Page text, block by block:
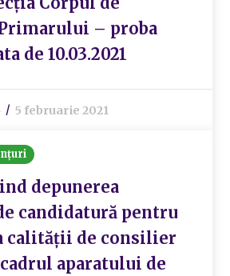
– proba
de 10.03.2021
5 februarie 2021
depunerea
candidatură pentru
calității de consilier
aparatului de